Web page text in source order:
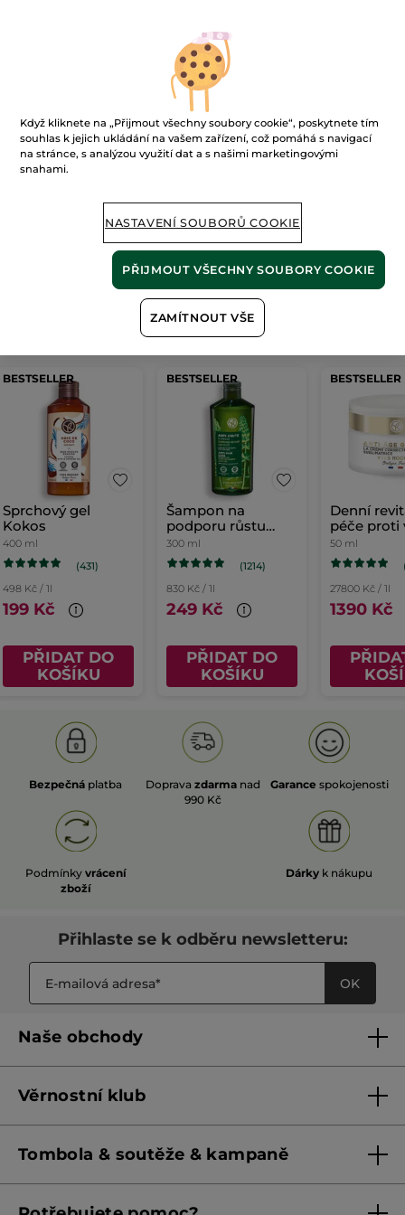
Ups!
Stránku nelze zobrazit.
odkaz není platný.
nejprodávanější produkty
BESTSELLER
Sprchový gel
Kokos
400 ml
(431)
498 Kč / 1l
199 Kč
PŘIDAT DO
KOŠÍKU
BESTSELLER
Šampon na
podporu růstu
vlasů
300 ml
(1214)
830 Kč / 1l
249 Kč
PŘIDAT DO
KOŠÍKU
BESTSELLER
Denní
péče proti
50 ml
27800 Kč / 1l
1390 Kč
Bezpečná platba Doprava zdarma nad
990 Kč
Garance spokojenosti
Podmínky vrácení
zboží
Dárky k nákupu
Přihlaste se k odběru newsletteru:
OK
Naše obchody
Franšízing
Věrnostní klub
Pravidla věrnostního klubu od 1. 6. 2026
Tombola & soutěže & kampaně
Když kliknete na „Přijmout všechny soubory cookie“, poskytnete tím
souhlas k jejich ukládání na vašem zařízení, což pomáhá s navigací
na stránce, s analýzou využití dat a s našimi marketingovými
snahami.
NASTAVENÍ SOUBORŮ COOKIE
ZAMÍTNOUT VŠE
PŘIJMOUT VŠECHNY SOUBORY COOKIE